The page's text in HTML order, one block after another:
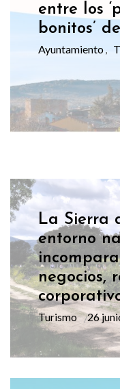
entre los
bonitos’
Ayuntamiento,
La Sierra
entorno
negocios,
Turismo 26